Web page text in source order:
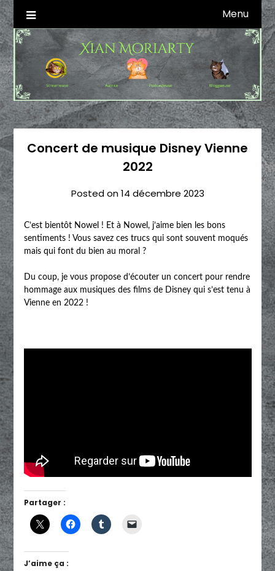
Skip
to
content
Xian Moriarty
Autrice SFFF & Blogueuse & Streameuse Menu
Concert de musique Disney Vienne
2022
Posted on14 décembre 2023
C’est bientôt Nowel ! Et à Nowel, j’aime bien les bons
sentiments ! Vous savez ces trucs qui sont souvent moqués
mais qui font du bien au moral ?
Du coup, je vous propose d’écouter un concert pour rendre
hommage aux musiques des films de Disney qui s’est tenu à
Vienne en 2022 !
Partager :
J’aime ça :